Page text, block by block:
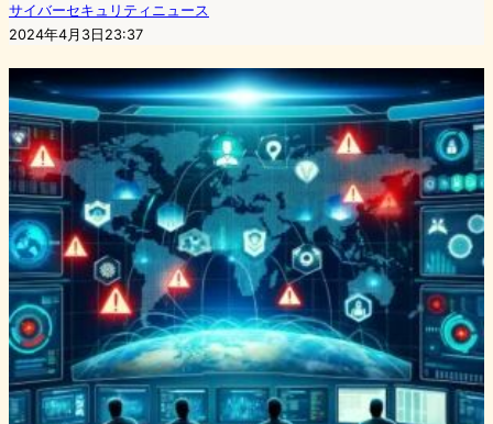
サイバーセキュリティニュース
2024年4月3日23:37